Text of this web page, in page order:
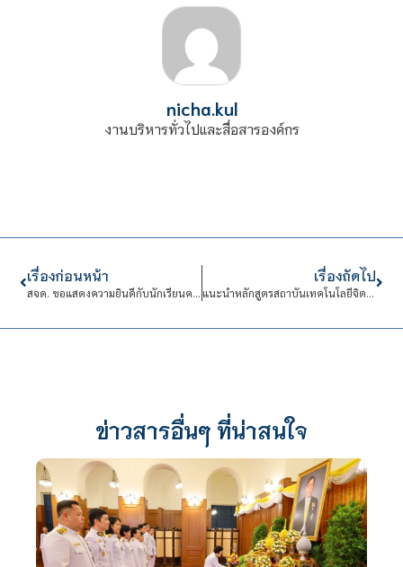
nicha.kul
งานบริหารทั่วไปและสื่อสารองค์กร
เรื่องก่อนหน้า
สจด. ขอแสดงความยินดีกับนักเรียนคว้ารางวัลการแข่งขันกีฬาบาสเก็ตบอล ในงานวันวิชาการ โรงเรียนอัสสัมชัญธนบุรี ประจำปีการศึกษา 2567
เรื่องถัดไป
แนะนำหลักสูตรสถาบันเทคโนโลยีจิตรลดา ให้กับโรงเรียนเตรียมอุดมศึกษาพัฒนาการ
ข่าวสารอื่นๆ ที่น่าสนใจ